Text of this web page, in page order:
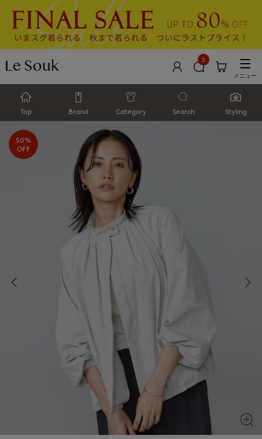
3
メニュー
Top Brand Category Search Styling
50%
OFF